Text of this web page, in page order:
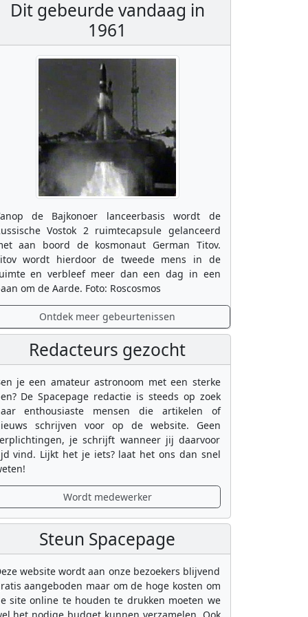
Dit gebeurde vandaag in
1961
de Bajkonoer lanceerbasis wordt de
Vostok 2 ruimtecapsule gelanceerd
aan boord de kosmonaut German Titov.
wordt hierdoor de tweede mens in de
en verbleef meer dan een dag in een
om de Aarde. Foto: Roscosmos
Ontdek meer gebeurtenissen
Redacteurs gezocht
je een amateur astronoom met een sterke
De Spacepage redactie is steeds op zoek
enthousiaste mensen die artikelen of
schrijven voor op de website. Geen
je schrijft wanneer jij daarvoor
vind. Lijkt het je iets? laat het ons dan snel
Wordt medewerker
Steun Spacepage
website wordt aan onze bezoekers blijvend
aangeboden maar om de hoge kosten om
site online te houden te drukken moeten we